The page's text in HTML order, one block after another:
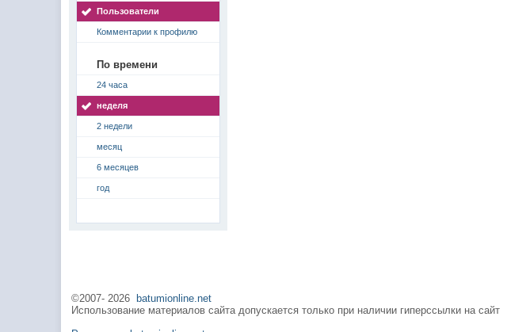
Пользователи
Комментарии к профилю
По времени
24 часа
неделя
2 недели
месяц
6 месяцев
год
©2007-2026
batumionline.net
Использование материалов сайта допускается только при наличии гиперссылки на сайт